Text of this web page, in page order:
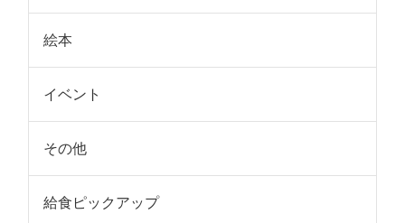
絵本
イベント
その他
給食ピックアップ